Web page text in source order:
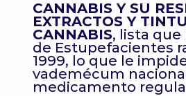
CANNABIS Y SU
EXTRACTOS Y
CANNABIS, lista que
de Estupefacientes
1999, lo que le
vademécum
medicamento